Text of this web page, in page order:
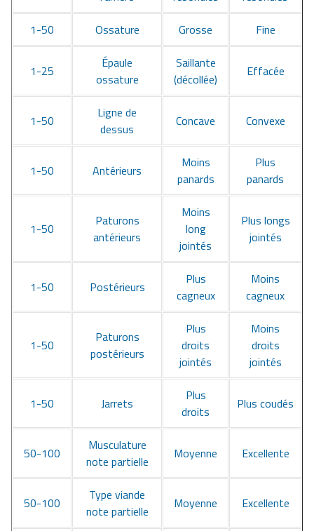
1-50
Ossature Grosse Fine
1-25
Épaule
ossature
Saillante
(décollée)
Effacée
1-50
Ligne de
dessus
Concave Convexe
1-50 Antérieurs
Moins
panards
Plus
panards
1-50
Paturons
antérieurs
Moins
long
jointés
Plus longs
jointés
1-50 Postérieurs
Plus
cagneux
Moins
cagneux
1-50
Paturons
postérieurs
Plus
droits
jointés
Moins
droits
jointés
1-50 Jarrets
Plus
droits
Plus coudés
50-100
Musculature
note partielle
Moyenne Excellente
50-100
Type viande
note partielle
Moyenne Excellente